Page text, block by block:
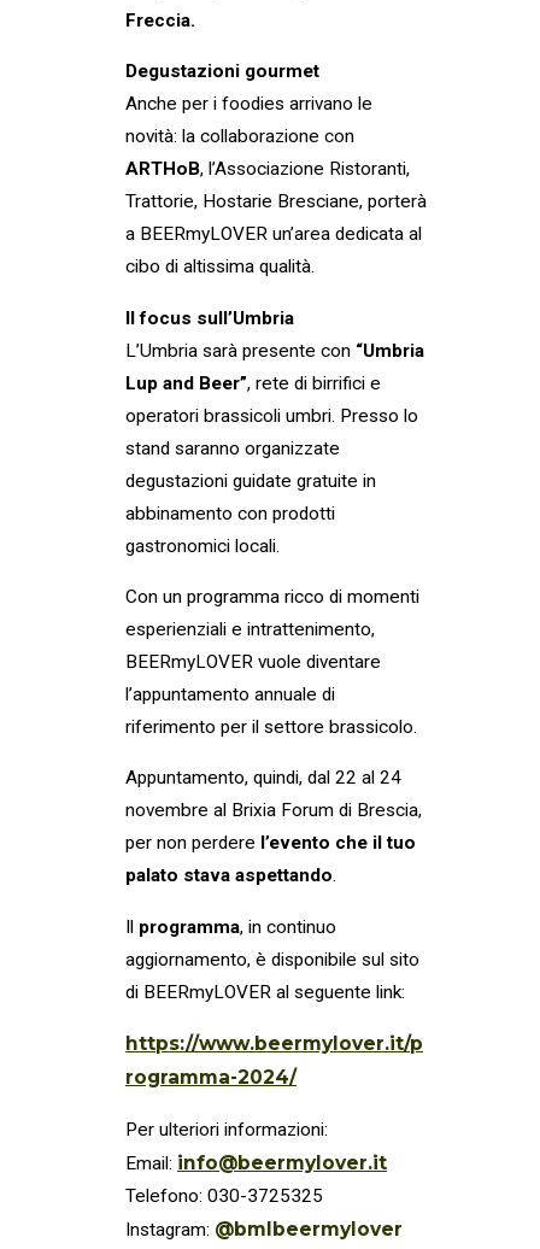
Freccia.
Degustazioni gourmet
Anche per i foodies arrivano le
novità: la collaborazione con
ARTHoB, l’Associazione Ristoranti,
Trattorie, Hostarie Bresciane, porterà
a BEERmyLOVER un’area dedicata al
cibo di altissima qualità.
Il focus sull’Umbria
L’Umbria sarà presente con “Umbria
Lup and Beer”, rete di birrifici e
operatori brassicoli umbri. Presso lo
stand saranno organizzate
degustazioni guidate gratuite in
abbinamento con prodotti
gastronomici locali.
Con un programma ricco di momenti
esperienziali e intrattenimento,
BEERmyLOVER vuole diventare
l’appuntamento annuale di
riferimento per il settore brassicolo.
Appuntamento, quindi, dal 22 al 24
novembre al Brixia Forum di Brescia,
per non perdere l’evento che il tuo
palato stava aspettando.
Il programma, in continuo
aggiornamento, è disponibile sul sito
di BEERmyLOVER al seguente link:
https://www.beermylover.it/p
rogramma-2024/
Per ulteriori informazioni:
Email: info@beermylover.it
Telefono: 030-3725325
Instagram: @bmlbeermylover